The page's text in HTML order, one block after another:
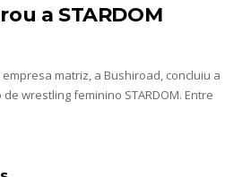
a STARDOM
empresa matriz, a Bushiroad, concluiu a
wrestling feminino STARDOM. Entre